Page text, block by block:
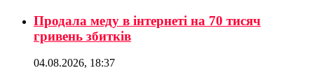
Продала меду в інтернеті на 70 тисяч
гривень збитків
04.08.2026, 18:37